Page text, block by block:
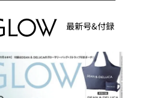
最新号&付録